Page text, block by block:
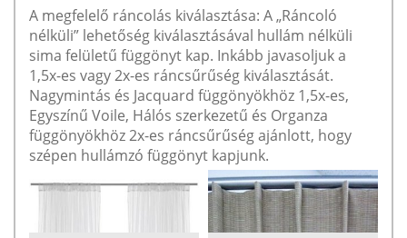
A megfelelő ráncolás kiválasztása: A „Ráncoló
nélküli” lehetőség kiválasztásával hullám nélküli
sima felületű függönyt kap. Inkább javasoljuk a
1,5x-es vagy 2x-es ráncsűrűség kiválasztását.
Nagymintás és Jacquard függönyökhöz 1,5x-es,
Egyszínű Voile, Hálós szerkezetű és Organza
függönyökhöz 2x-es ráncsűrűség ajánlott, hogy
szépen hullámzó függönyt kapjunk.